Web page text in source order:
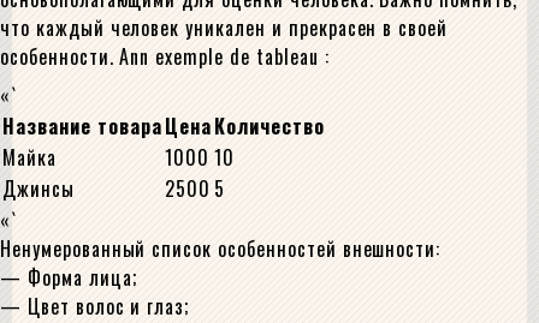
что каждый человек уникален и прекрасен в своей
особенности. Ann exemple de tableau :
«`
Название товараЦенаКоличество
Майка
1000 10
Джинсы
2500 5
«`
Ненумерованный список особенностей внешности:
— Форма лица;
— Цвет волос и глаз;